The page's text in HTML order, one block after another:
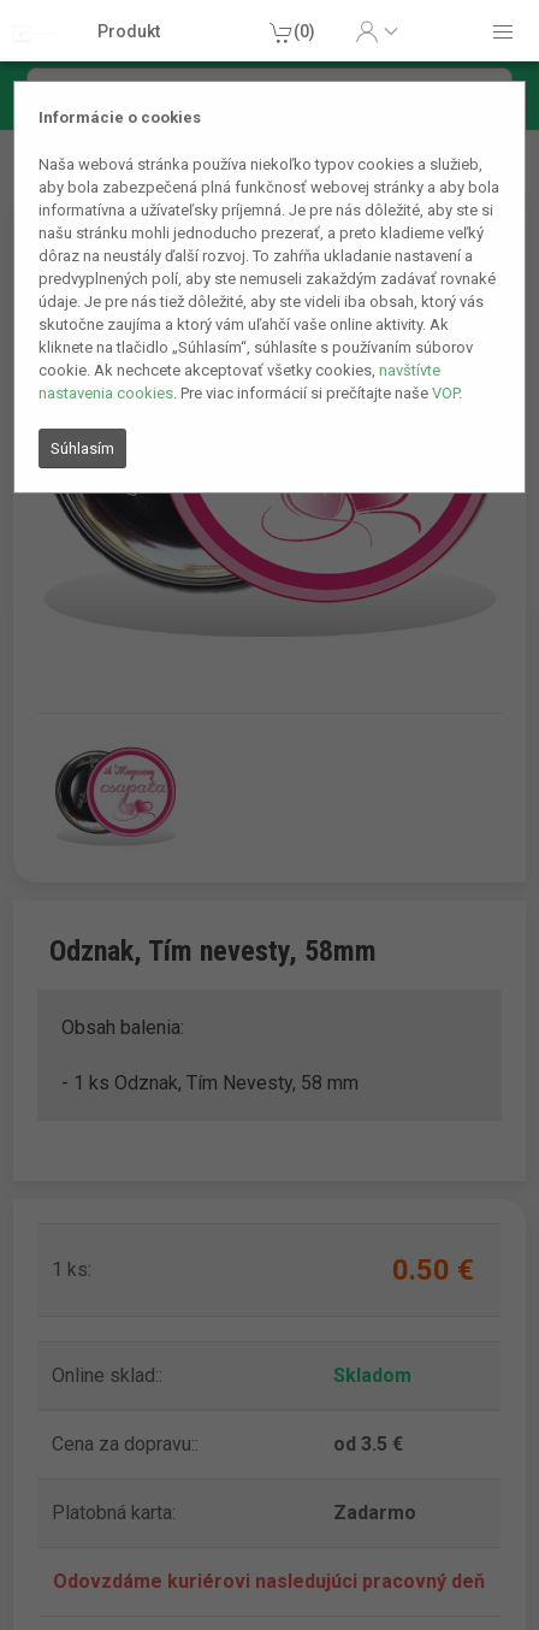
Informácie o cookies
Naša webová stránka používa niekoľko typov cookies a služieb,
aby bola zabezpečená plná funkčnosť webovej stránky a aby bola
informatívna a užívateľsky príjemná. Je pre nás dôležité, aby ste si
našu stránku mohli jednoducho prezerať, a preto kladieme veľký
dôraz na neustály ďalší rozvoj. To zahŕňa ukladanie nastavení a
predvyplnených polí, aby ste nemuseli zakaždým zadávať rovnaké
údaje. Je pre nás tiež dôležité, aby ste videli iba obsah, ktorý vás
skutočne zaujíma a ktorý vám uľahčí vaše online aktivity. Ak
kliknete na tlačidlo „Súhlasím“, súhlasíte s používaním súborov
cookie. Ak nechcete akceptovať všetky cookies,navštívte
nastavenia cookies. Pre viac informácií si prečítajte našeVOP.
Súhlasím
Produkt (0)
Odznak, Tím nevesty, 58mm
Odznak, Tím nevesty, 58mm
Obsah balenia:
- 1 ks Odznak, Tím Nevesty, 58 mm
1 ks: 0.50 ‎€
Online sklad:: Skladom
Cena za dopravu:: od 3.5 €
Platobná karta: Zadarmo
Odovzdáme kuriérovi nasledujúci pracovný deň